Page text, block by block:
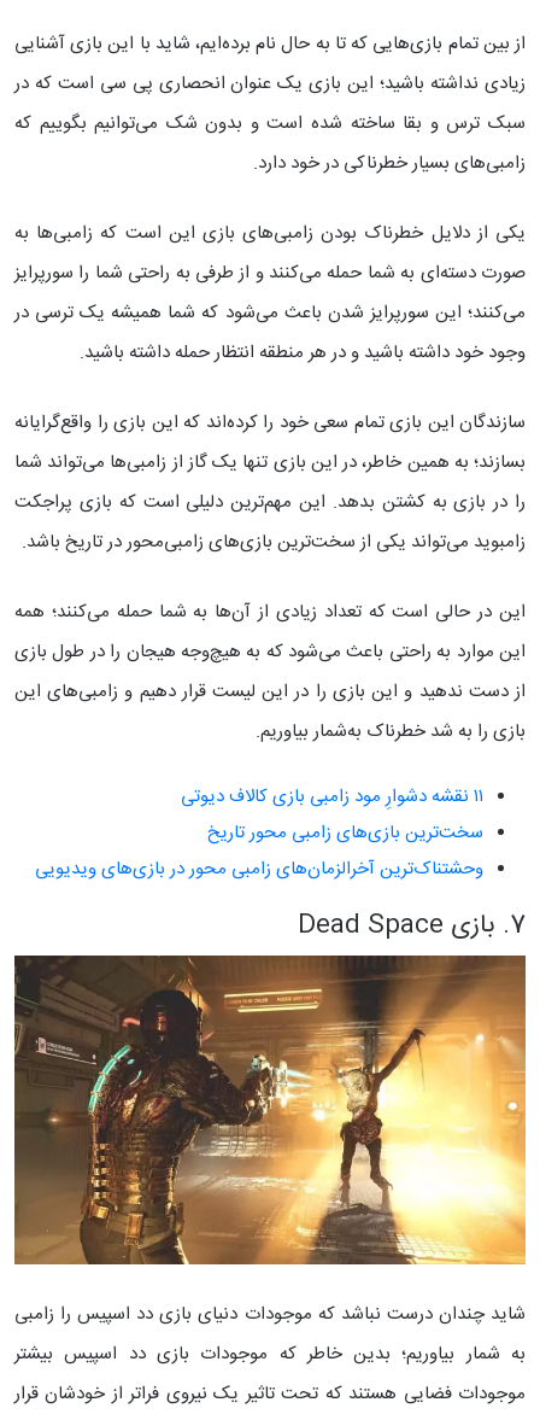
از بین تمام بازی‌هایی که تا به حال نام برده‌ایم، شاید با این بازی آشنایی
زیادی نداشته باشید؛ این بازی یک عنوان انحصاری پی سی است که در
سبک ترس و بقا ساخته شده است و بدون شک می‌توانیم بگوییم که
زامبی‌های بسیار خطرناکی در خود دارد.
یکی از دلایل خطرناک بودن زامبی‌های بازی این است که زامبی‌ها به
صورت دسته‌ای به شما حمله می‌کنند و از طرفی به راحتی شما را سورپرایز
می‌کنند؛ این سورپرایز شدن باعث می‌شود که شما همیشه یک ترسی در
وجود خود داشته باشید و در هر منطقه انتظار حمله داشته باشید.
سازندگان این بازی تمام سعی خود را کرده‌اند که این بازی را واقع‌گرایانه
بسازند؛ به همین خاطر، در این بازی تنها یک گاز از زامبی‌ها می‌تواند شما
را در بازی به کشتن بدهد. این مهم‌ترین دلیلی است که بازی پراجکت
زامبوید می‌تواند یکی از سخت‌ترین بازی‌های زامبی‌محور در تاریخ باشد.
این در حالی است که تعداد زیادی از آن‌ها به شما حمله می‌کنند؛ همه
این موارد به راحتی باعث می‌شود که به هیچ‌وجه هیجان را در طول بازی
از دست ندهید و این بازی را در این لیست قرار دهیم و زامبی‌های این
بازی را به شد خطرناک به‌شمار بیاوریم.
۱۱ نقشه‌ دشوارِ مود زامبی بازی‌ کالاف دیوتی
سخت‌ترین بازی‌های زامبی محور تاریخ
وحشتناک‌ترین آخرالزمان‌های زامبی محور در بازی‌های ویدیویی
7. بازی Dead Space
شاید چندان درست نباشد که موجودات دنیای بازی دد اسپیس را زامبی
به شمار بیاوریم؛ بدین خاطر که موجودات بازی دد اسپیس بیشتر
موجودات فضایی هستند که تحت تاثیر یک نیروی فراتر از خودشان قرار